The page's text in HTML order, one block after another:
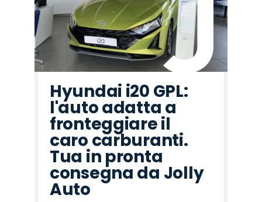
Hyundai i20 GPL:
l'auto adatta a
fronteggiare il
caro carburanti.
Tua in pronta
consegna da Jolly
Auto